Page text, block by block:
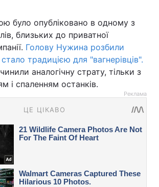
було опубліковано в одному з
близьких до приватної
Голову Нужина розбили
традицією для "вагнерівців".
аналогічну страту, тільки з
і спаленням останків.
Реклама